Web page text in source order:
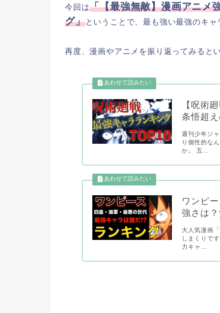
今回は「【最強無敵】漫画アニメ
グ」ということで、最も強い最強のキ
再度、漫画やアニメを振り返ってみると
【呪術
条悟超
週刊少年ジ
り個性的な
か。 五...
ワンピ
強さは
大人気漫画
しまくりで
力キャ...